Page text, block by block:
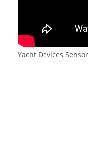
Yacht Devices